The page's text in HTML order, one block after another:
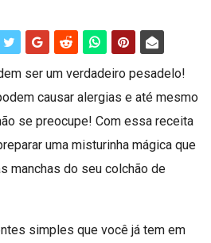
ser um verdadeiro pesadelo!
causar alergias e até mesmo
se preocupe! Com essa receita
uma misturinha mágica que
manchas do seu colchão de
simples que você já tem em